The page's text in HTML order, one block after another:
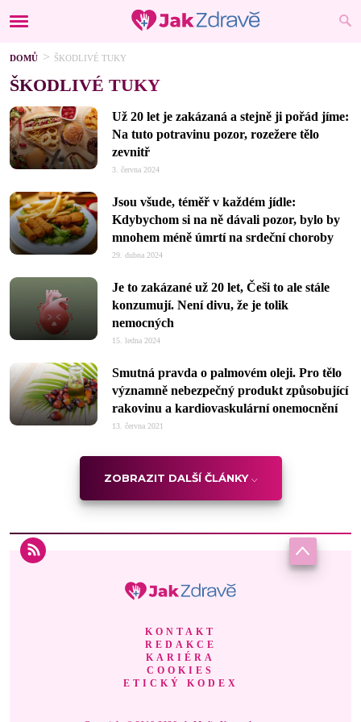
DOMŮ ŠKODLIVÉ TUKY
ŠKODLIVÉ TUKY
Už 20 let je zakázaná a stejně ji pořád jíme:
Na tuto potravinu pozor, rozežere tělo
zevnitř
3. června 2024
Jsou všude, téměř v každém jídle:
Kdybychom si na ně dávali pozor, bylo by
mnohem méně úmrtí na srdeční choroby
29. dubna 2024
Je to zakázané už 20 let, Češi to ale stále
konzumují. Není divu, že je tolik
nemocných
15. ledna 2024
Smutná pravda o palmovém oleji. Pro tělo
významně nebezpečný produkt způsobující
rakovinu a kardiovaskulární onemocnění
13. června 2021
ZOBRAZIT DALŠÍ ČLÁNKY
KONTAKT
REDAKCE
KARIÉRA
COOKIES
ETICKÝ KODEX